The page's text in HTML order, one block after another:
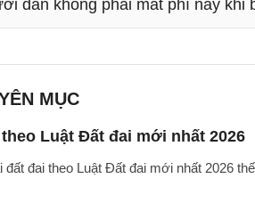
dân không phải mất phí này khi
MỤC
Luật Đất đai mới nhất 2026
đất đai theo Luật Đất đai mới nhất 2026